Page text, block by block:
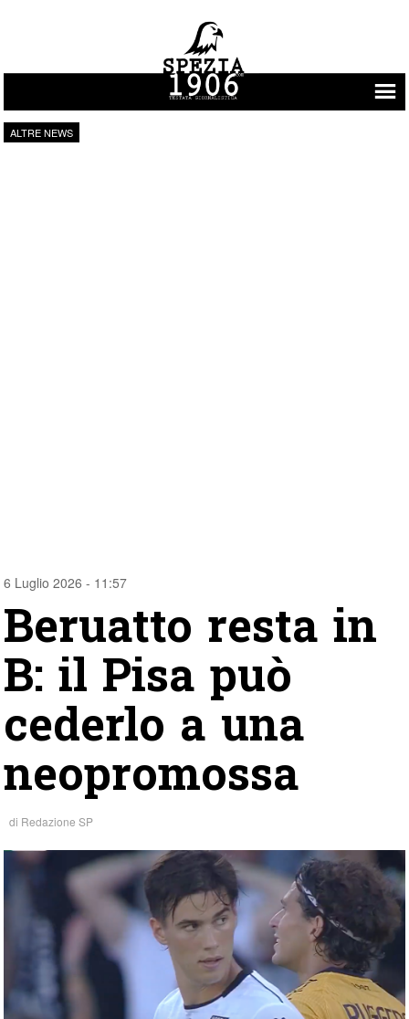
Vai al contenuto
ALTRE NEWS
6 Luglio 2026 - 11:57
Beruatto resta in
B: il Pisa può
cederlo a una
neopromossa
di Redazione SP